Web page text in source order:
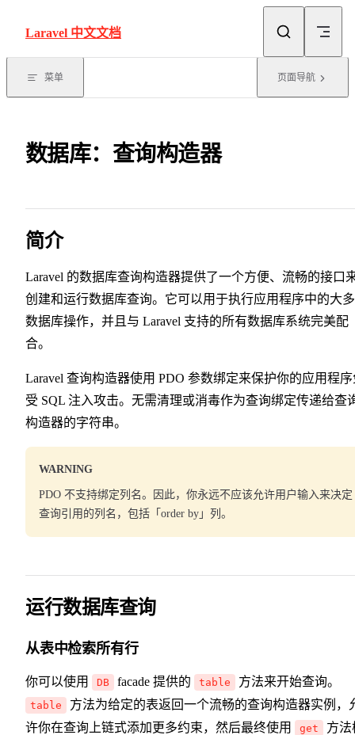
Laravel 中文文档
菜单 页面导航
数据库：查询构造器
简介
Laravel 的数据库查询构造器提供了一个方便、流畅的接口
创建和运行数据库查询。它可以用于执行应用程序中的大
数据库操作，并且与 Laravel 支持的所有数据库系统完美配
合。
Laravel 查询构造器使用 PDO 参数绑定来保护你的应用程
受 SQL 注入攻击。无需清理或消毒作为查询绑定传递给查
构造器的字符串。
WARNING
PDO 不支持绑定列名。因此，你永远不应该允许用户输入来决定
查询引用的列名，包括「order by」列。
运行数据库查询
从表中检索所有行
你可以使用 DB facade 提供的 table 方法来开始查询。
table
方法为给定的表返回一个流畅的查询构造器实例，
许你在查询上链式添加更多约束，然后最终使用
get
方法